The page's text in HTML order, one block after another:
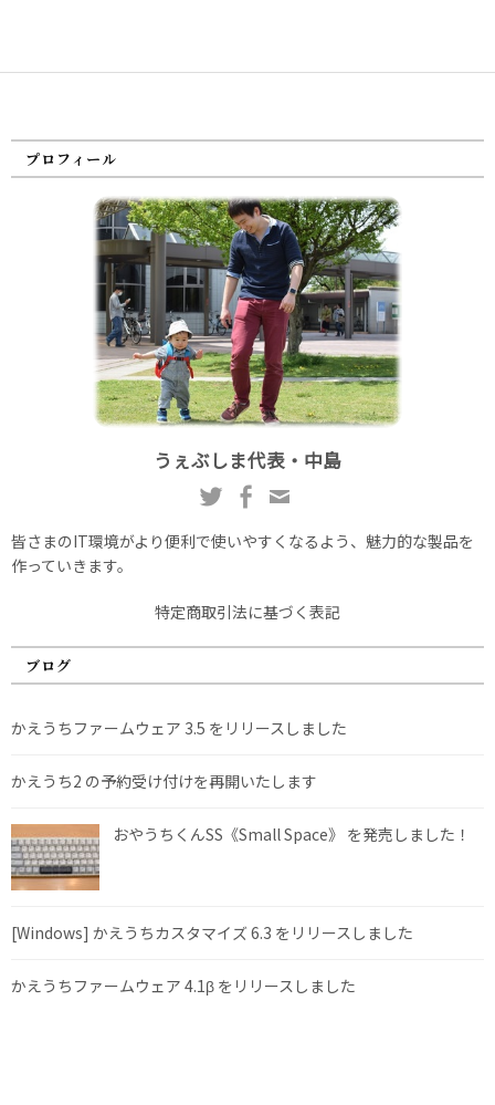
プロフィール
うぇぶしま代表・中島
皆さまのIT環境がより便利で使いやすくなるよう、魅力的な製品を
作っていきます。
特定商取引法に基づく表記
ブログ
かえうちファームウェア 3.5 をリリースしました
かえうち2 の予約受け付けを再開いたします
おやうちくんSS《Small Space》 を発売しました！
[Windows] かえうちカスタマイズ 6.3 をリリースしました
かえうちファームウェア 4.1β をリリースしました